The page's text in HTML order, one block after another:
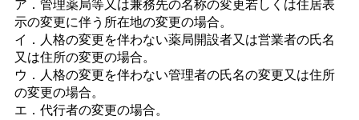
示の変更に伴う所在地の変更の場合。
イ．人格の変更を伴わない薬局開設者又は営業者の氏名
又は住所の変更の場合。
ウ．人格の変更を伴わない管理者の氏名の変更又は住所
の変更の場合。
エ．代行者の変更の場合。